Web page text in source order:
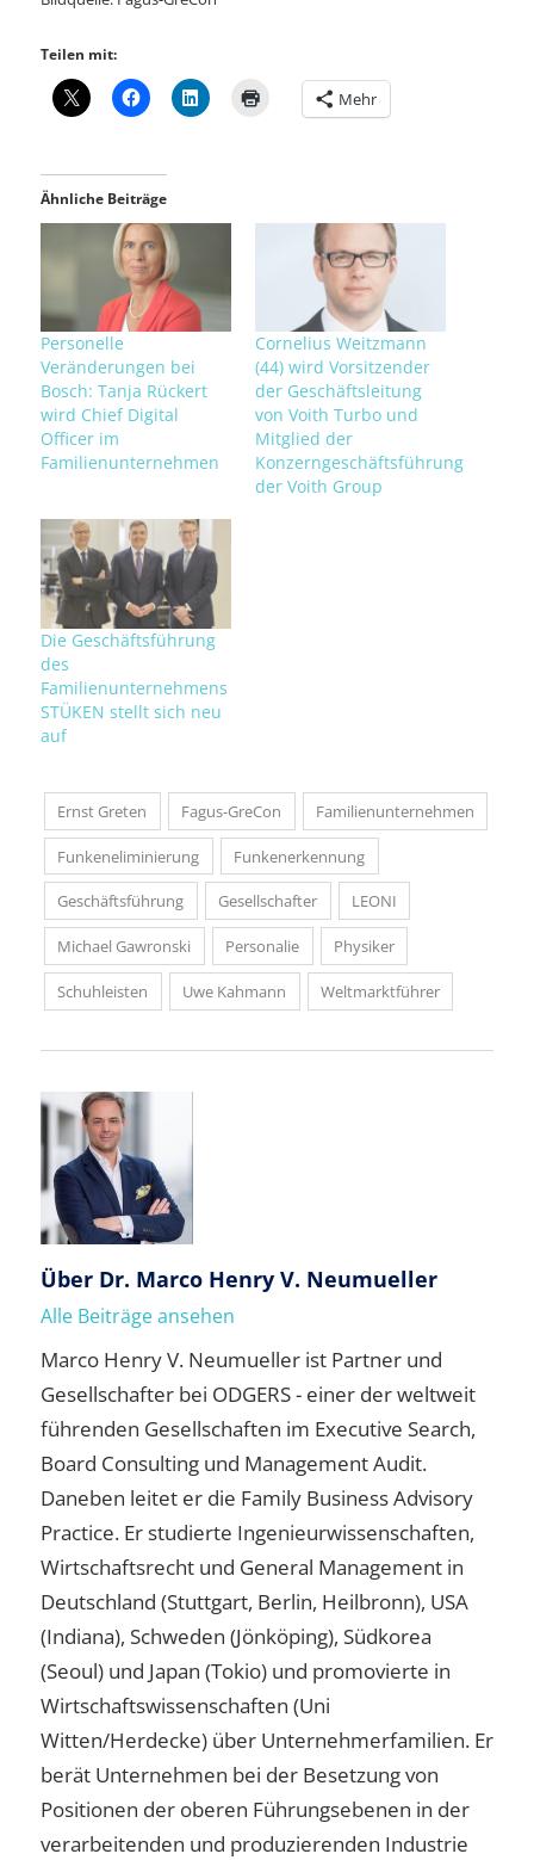
Teilen mit:
Mehr
Ähnliche Beiträge
Personelle
Veränderungen bei
Bosch: Tanja Rückert
wird Chief Digital
Officer im
Familienunternehmen
Cornelius Weitzmann
(44) wird Vorsitzender
der Geschäftsleitung
von Voith Turbo und
Mitglied der
Konzerngeschäftsführung
der Voith Group
Die Geschäftsführung
des
Familienunternehmens
STÜKEN stellt sich neu
auf
Ernst Greten Fagus-GreCon Familienunternehmen
Funkeneliminierung Funkenerkennung
Geschäftsführung Gesellschafter LEONI
Michael Gawronski Personalie Physiker
Schuhleisten Uwe Kahmann Weltmarktführer
Über Dr. Marco Henry V. Neumueller
Alle Beiträge ansehen
Marco Henry V. Neumueller ist Partner und
Gesellschafter bei ODGERS - einer der weltweit
führenden Gesellschaften im Executive Search,
Board Consulting und Management Audit.
Daneben leitet er die Family Business Advisory
Practice. Er studierte Ingenieurwissenschaften,
Wirtschaftsrecht und General Management in
Deutschland (Stuttgart, Berlin, Heilbronn), USA
(Indiana), Schweden (Jönköping), Südkorea
(Seoul) und Japan (Tokio) und promovierte in
Wirtschaftswissenschaften (Uni
Witten/Herdecke) über Unternehmerfamilien. Er
berät Unternehmen bei der Besetzung von
Positionen der oberen Führungsebenen in der
verarbeitenden und produzierenden Industrie